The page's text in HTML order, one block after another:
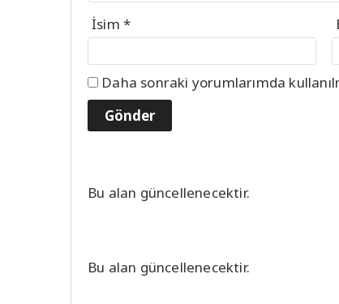
İsim *
Daha sonraki yorumlarımda
Bu alan güncellenecektir.
Bu alan güncellenecektir.